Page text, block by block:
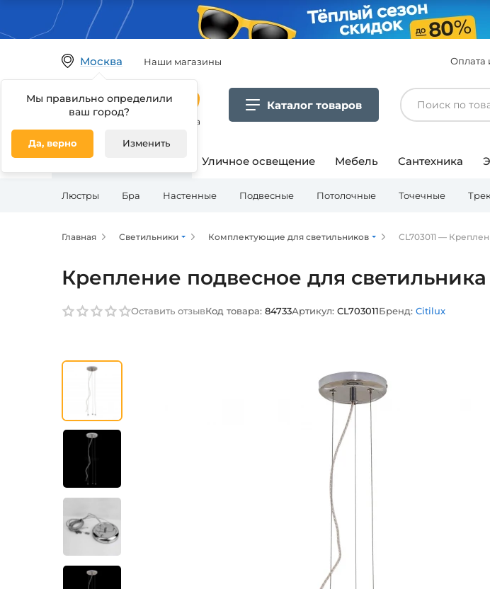
Москва
Мы правильно определили
ваш город?
Да, верно Изменить
Наши магазины Оплата
Гипермаркет товаров для дома
Каталог товаров
Освещение для дома Уличное освещение Мебель Сантехника
Люстры Бра Настенные Подвесные Потолочные Точечные
Главная Светильники Комплектующие для светильников CL703011 —
Крепление подвесное для
Оставить отзывКод товара: 84733Артикул: CL703011Бренд: Citilux